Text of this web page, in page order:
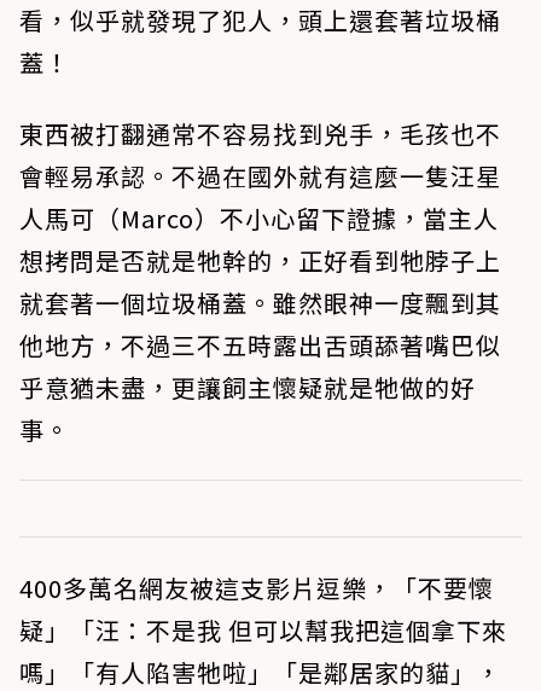
看，似乎就發現了犯人，頭上還套著垃圾桶
蓋！
東西被打翻通常不容易找到兇手，毛孩也不
會輕易承認。不過在國外就有這麼一隻汪星
人馬可（Marco）不小心留下證據，當主人
想拷問是否就是牠幹的，正好看到牠脖子上
就套著一個垃圾桶蓋。雖然眼神一度飄到其
他地方，不過三不五時露出舌頭舔著嘴巴似
乎意猶未盡，更讓飼主懷疑就是牠做的好
事。
400多萬名網友被這支影片逗樂，「不要懷
疑」「汪：不是我 但可以幫我把這個拿下來
嗎」「有人陷害牠啦」「是鄰居家的貓」，